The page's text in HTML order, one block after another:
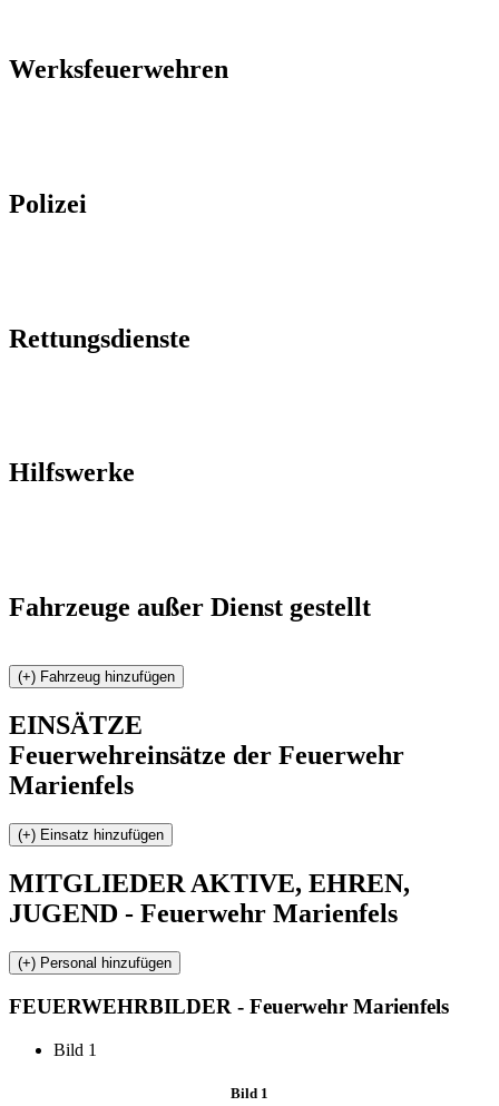
Werksfeuerwehren
Polizei
Rettungsdienste
Hilfswerke
Fahrzeuge außer Dienst gestellt
EINSÄTZE
Feuerwehreinsätze der Feuerwehr
Marienfels
MITGLIEDER AKTIVE, EHREN,
JUGEND - Feuerwehr Marienfels
FEUERWEHRBILDER - Feuerwehr Marienfels
Bild 1
Bild 1